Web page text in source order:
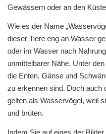
Gewässern oder an den
Wie es der Name
dieser Tiere eng an Wasser
oder im Wasser nach
unmittelbarer Nähe. Unter
die Enten, Gänse und
zu erkennen sind. Doch auch
gelten als Wasservögel, weil
und brüten.
Indem Sie auf eines der